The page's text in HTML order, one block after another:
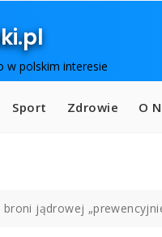
w polskim interesie
Sport Zdrowie O
jądrowej